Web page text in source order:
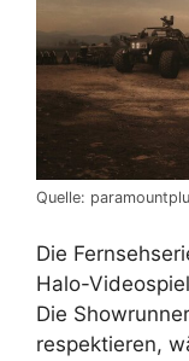
Quelle:
Die
Halo-
Die
respektieren,